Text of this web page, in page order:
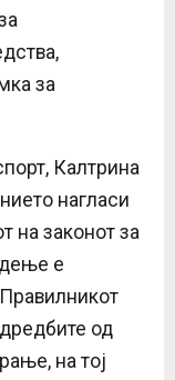
за
Калтрина
нагласи
на законот за
е
од
на тој